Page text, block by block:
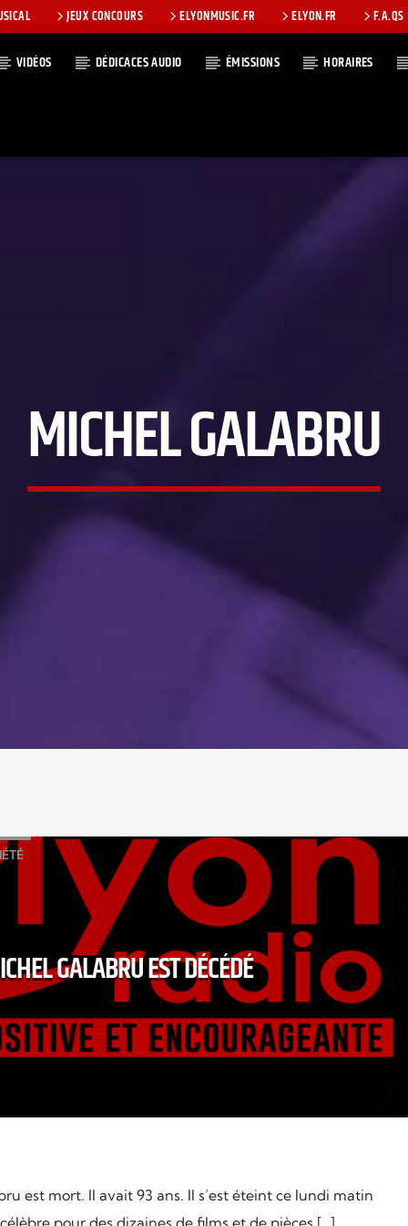
JEUX CONCOURS ELYONMUSIC.FR ELYON.FR F.A.QS
VIDÉOS DÉDICACES AUDIO ÉMISSIONS HORAIRES
MICHEL GALABRU
GALABRU EST DÉCÉDÉ
est mort. Il avait 93 ans. Il s’est éteint ce lundi matin